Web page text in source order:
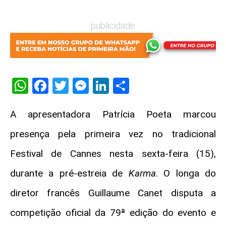
publicidade
WhatsApp
Facebook
Twitter
Messenger
LinkedIn
A apresentadora Patrícia Poetamarcou
presença pela primeira vez no tradicional
Festival de Cannes nesta sexta-feira (15),
durante a pré-estreia de Karma. O longa do
diretor francês Guillaume Canet disputa a
competição oficial da 79ª edição do evento e